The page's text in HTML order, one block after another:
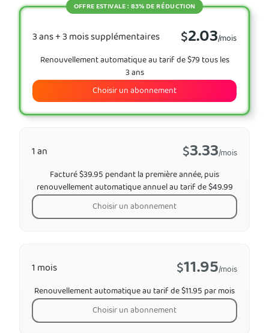
1 mois $11.95/mois
Renouvellement automatique au tarif de $11.95 par mois
Choisir un abonnement
3 ans + 3 mois supplémentaires $2.03/mois
OFFRE ESTIVALE : 83% DE RÉDUCTION
Renouvellement automatique au tarif de $79 tous les
3 ans
Choisir un abonnement
1 an $3.33/mois
Facturé $39.95 pendant la première année, puis
renouvellement automatique annuel au tarif de $49.99
Choisir un abonnement